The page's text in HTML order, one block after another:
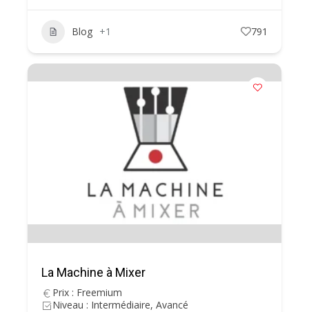
Blog +1 791
La Machine à Mixer
Prix : Freemium
Niveau : Intermédiaire, Avancé